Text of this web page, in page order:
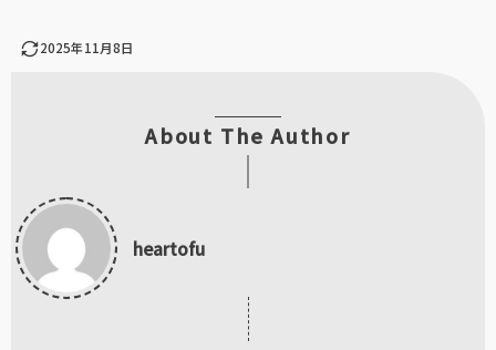
2025年11月8日
About The Author
heartofu